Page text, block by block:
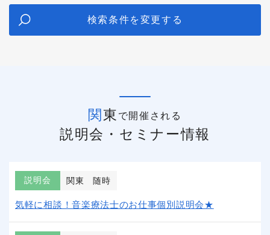
検索条件を変更する
関東 で開催される
説明会・セミナー情報
説明会 関東 随時
気軽に相談！音楽療法士のお仕事個別説明会★